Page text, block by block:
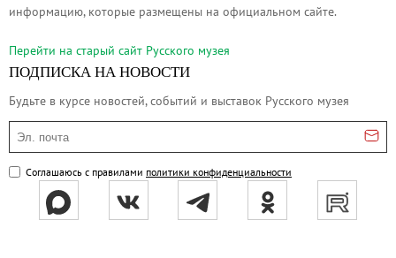
Локальные нормативные акты
Закупки
Результаты проведения специальной
Аренда
Противодействие коррупции
Страницы памяти
Коллекции
информацию, которые размещены на официальном сайте.
Перейти на cтарый сайт Русского музея
ПОДПИСКА НА НОВОСТИ
Будьте в курсе новостей, событий и выставок Русского музея
Эл. почта
Соглашаюсь с правилами политики конфиденциальности